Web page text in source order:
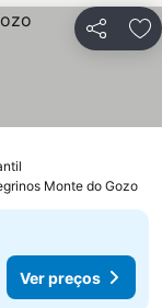
Partilhar
Monte do Gozo
Ver preços